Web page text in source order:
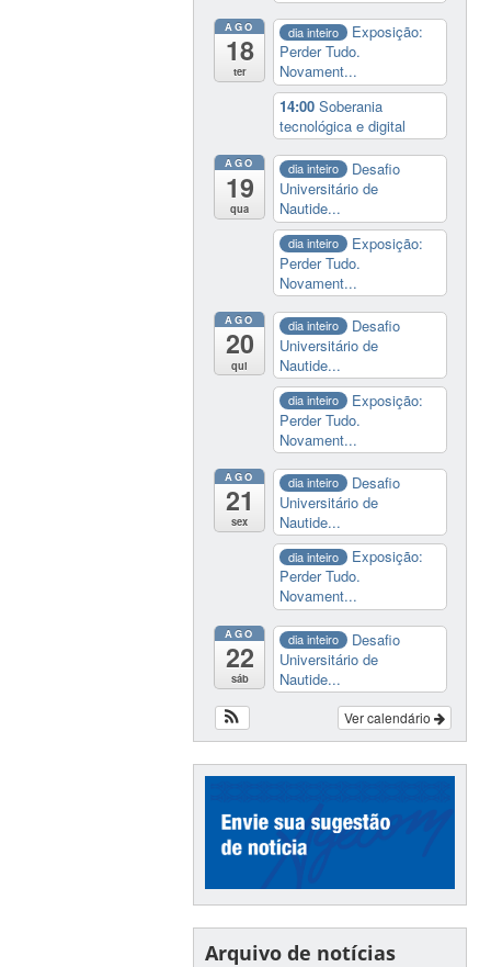
AGO
18
ter
dia inteiro
Exposição:
Perder Tudo.
Novament...
14:00Soberania
tecnológica e digital
AGO
19
qua
dia inteiro
Desafio
Universitário de
Nautide...
dia inteiro
Exposição:
Perder Tudo.
Novament...
AGO
20
qui
dia inteiro
Desafio
Universitário de
Nautide...
dia inteiro
Exposição:
Perder Tudo.
Novament...
AGO
21
sex
dia inteiro
Desafio
Universitário de
Nautide...
dia inteiro
Exposição:
Perder Tudo.
Novament...
AGO
22
sáb
dia inteiro
Desafio
Universitário de
Nautide...
Ver calendário
Arquivo de notícias